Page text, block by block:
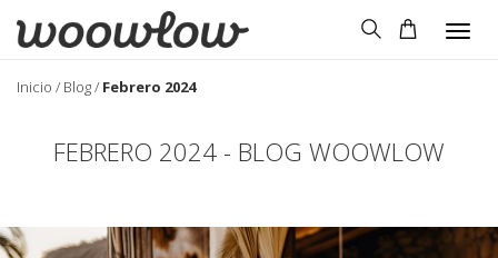
Inicio / Blog/ Febrero 2024
FEBRERO 2024 - BLOG WOOWLOW